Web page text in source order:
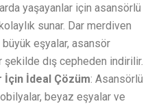
yaşayanlar için asansörlü
sunar. Dar merdiven
büyük eşyalar, asansör
dış cepheden indirilir.
İçin İdeal Çözüm: Asansörlü
beyaz eşyalar ve